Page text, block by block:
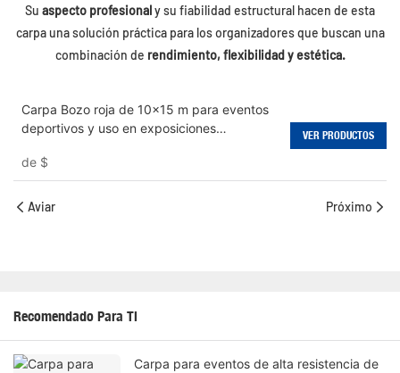
Su aspecto profesionaly su fiabilidad estructural hacen de esta
carpa una solución práctica para los organizadores que buscan una
combinación de rendimiento, flexibilidad y estética.
Carpa Bozo roja de 10x15 m para eventos
deportivos y uso en exposiciones
de $
VER PRODUCTOS
Aviar Próximo
Recomendado Para Ti
Carpa para eventos de alta resistencia de